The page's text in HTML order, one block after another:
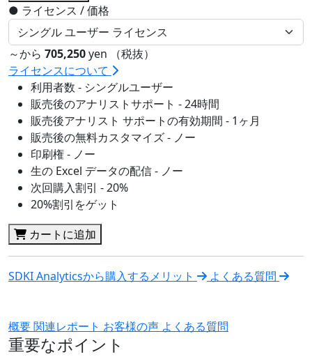
● ライセンス / 価格
～から 705,250yen （税抜）
ライセンスについて
利用者数 - シングルユーザー
販売後のアナリストサポート - 24時間
販売後アナリスト サポートの有効期間 - 1ヶ月
販売後の無料カスタマイズ - ノー
印刷権 - ノー
生の Excel データの配信 - ノー
次回購入割引 - 20%
20%割引をゲット
カートに追加
SDKI Analyticsから購入するメリット よくある質問
概要関連レポート お客様の声 よくある質問
重要なポイント